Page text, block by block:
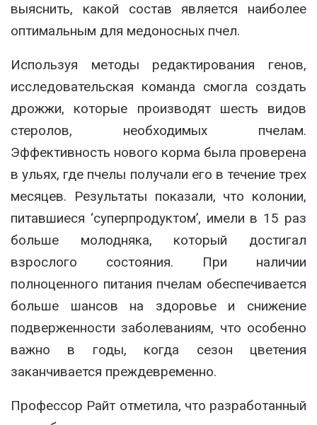
выяснить, какой состав является наиболее
оптимальным для медоносных пчел.
Используя методы редактирования генов,
исследовательская команда смогла создать
дрожжи, которые производят шесть видов
стеролов, необходимых пчелам.
Эффективность нового корма была проверена
в ульях, где пчелы получали его в течение трех
месяцев. Результаты показали, что колонии,
питавшиеся ‘суперпродуктом’, имели в 15 раз
больше молодняка, который достигал
взрослого состояния. При наличии
полноценного питания пчелам обеспечивается
больше шансов на здоровье и снижение
подверженности заболеваниям, что особенно
важно в годы, когда сезон цветения
заканчивается преждевременно.
Профессор Райт отметила, что разработанный